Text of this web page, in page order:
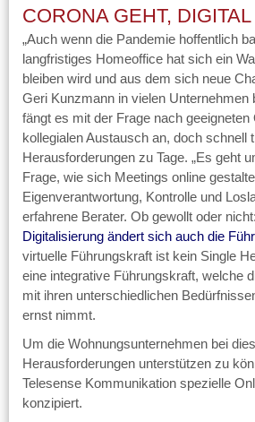
CORONA GEHT,
„Auch wenn die Pandemie hoffentlich
langfristiges Homeoffice hat sich ein
bleiben wird und aus dem sich neue
Geri Kunzmann in vielen Unternehmen
fängt es mit der Frage nach geeigneten
kollegialen Austausch an, doch schnell
Herausforderungen zu Tage. „Es geht
Frage, wie sich Meetings online
Eigenverantwortung, Kontrolle und
erfahrene Berater. Ob gewollt oder nicht:
Digitalisierung ändert sich auch die
virtuelle Führungskraft ist kein Single
eine integrative Führungskraft, welche
mit ihren unterschiedlichen
ernst nimmt.
Um die Wohnungsunternehmen bei
Herausforderungen unterstützen zu
Telesense Kommunikation spezielle
konzipiert.